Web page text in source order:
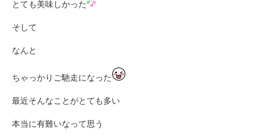
とても美味しかった
そして
なんと
ちゃっかりご馳走になった
最近そんなことがとても多い
本当に有難いなって思う